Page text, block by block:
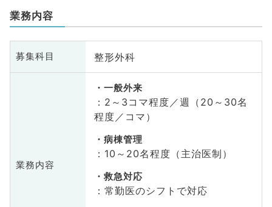
業務内容
募集科目 整形外科
業務内容
一般外来
：2～3コマ程度／週（20～30名
程度／コマ）
病棟管理
：10～20名程度（主治医制）
救急対応
：常勤医のシフトで対応